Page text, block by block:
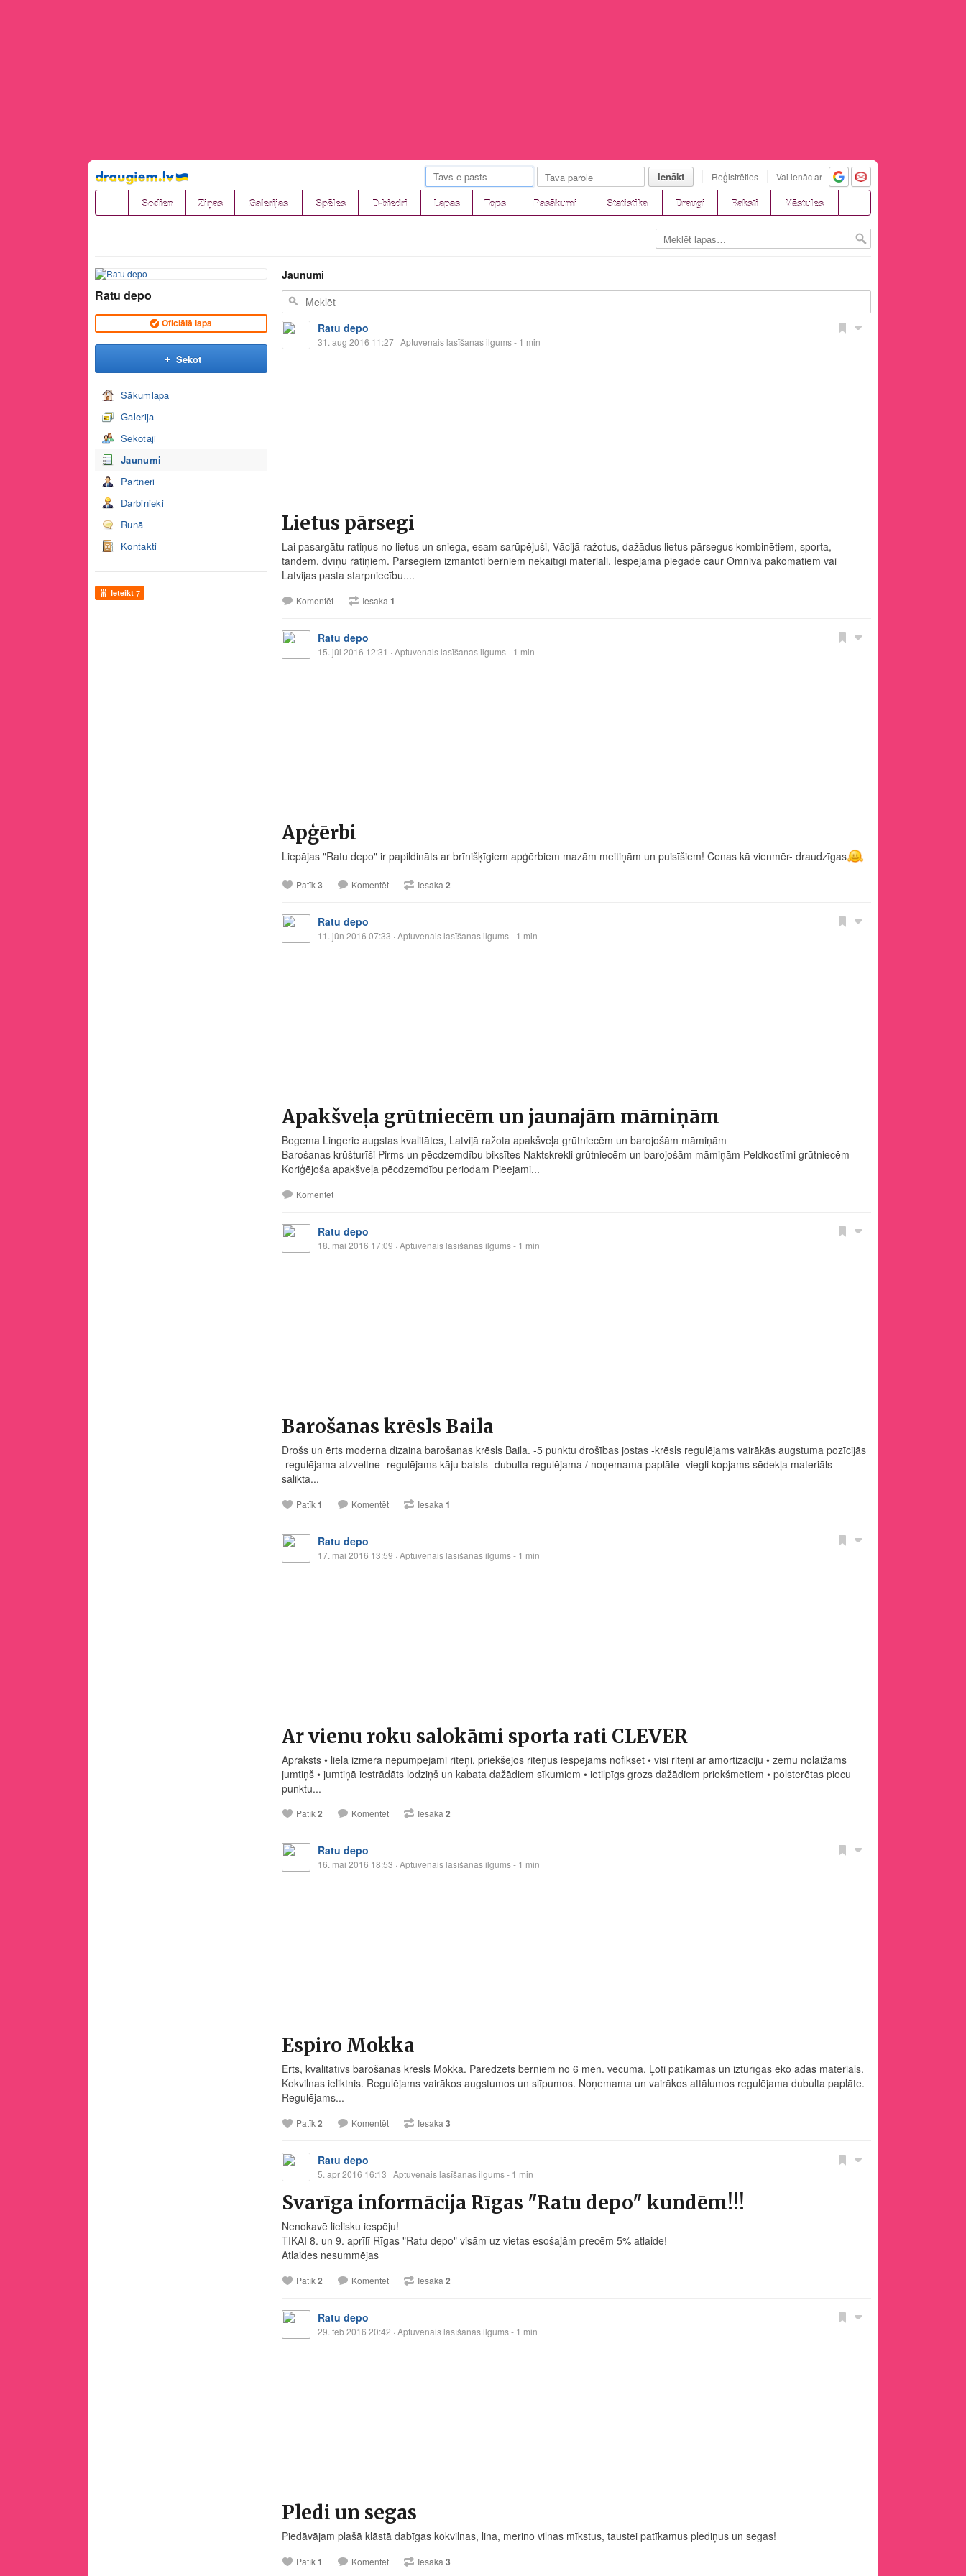
Pāriet
uz
saturu
Ienākt Reģistrēties Vai ienāc ar
Šodien Ziņas Galerijas Spēles D-biedri Lapas Tops Pasākumi Statistika Draugi Raksti Vēstules
Ratu depo
Oficiālā lapa
Sekot
Sākumlapa
Galerija
Sekotāji
Jaunumi
Partneri
Darbinieki
Runā
Kontakti
Ieteikt 7
Jaunumi
Ratu depo
31. aug 2016 11:27 · Aptuvenais lasīšanas ilgums - 1 min
Lietus pārsegi
Lai pasargātu ratiņus no lietus un sniega, esam sarūpējuši, Vācijā ražotus, dažādus lietus pārsegus kombinētiem, sporta,
tandēm, dvīņu ratiņiem. Pārsegiem izmantoti bērniem nekaitīgi materiāli. Iespējama piegāde caur Omniva pakomātiem vai
Latvijas pasta starpniecību....
Komentēt Iesaka 1
Ratu depo
15. jūl 2016 12:31 · Aptuvenais lasīšanas ilgums - 1 min
Apģērbi
Liepājas "Ratu depo" ir papildināts ar brīnišķīgiem apģērbiem mazām meitiņām un puisīšiem! Cenas kā vienmēr- draudzīgas
Patīk3 Komentēt Iesaka 2
Ratu depo
11. jūn 2016 07:33 · Aptuvenais lasīšanas ilgums - 1 min
Apakšveļa grūtniecēm un jaunajām māmiņām
Bogema Lingerie augstas kvalitātes, Latvijā ražota apakšveļa grūtniecēm un barojošām māmiņām
Barošanas krūšturīši Pirms un pēcdzemdību biksītes Naktskrekli grūtniecēm un barojošām māmiņām Peldkostīmi grūtniecēm
Koriģējoša apakšveļa pēcdzemdību periodam Pieejami...
Komentēt
Ratu depo
18. mai 2016 17:09 · Aptuvenais lasīšanas ilgums - 1 min
Barošanas krēsls Baila
Drošs un ērts moderna dizaina barošanas krēsls Baila. -5 punktu drošības jostas -krēsls regulējams vairākās augstuma pozīcijās
-regulējama atzveltne -regulējams kāju balsts -dubulta regulējama / noņemama paplāte -viegli kopjams sēdekļa materiāls -
saliktā...
Patīk1 Komentēt Iesaka 1
Ratu depo
17. mai 2016 13:59 · Aptuvenais lasīšanas ilgums - 1 min
Ar vienu roku salokāmi sporta rati CLEVER
Apraksts • liela izmēra nepumpējami riteņi, priekšējos riteņus iespējams nofiksēt • visi riteņi ar amortizāciju • zemu nolaižams
jumtiņš • jumtiņā iestrādāts lodziņš un kabata dažādiem sīkumiem • ietilpīgs grozs dažādiem priekšmetiem • polsterētas piecu
punktu...
Patīk2 Komentēt Iesaka2
Ratu depo
16. mai 2016 18:53 · Aptuvenais lasīšanas ilgums - 1 min
Espiro Mokka
Ērts, kvalitatīvs barošanas krēsls Mokka. Paredzēts bērniem no 6 mēn. vecuma. Ļoti patīkamas un izturīgas eko ādas materiāls.
Kokvilnas ieliktnis. Regulējams vairākos augstumos un slīpumos. Noņemama un vairākos attālumos regulējama dubulta paplāte.
Regulējams...
Patīk2 Komentēt Iesaka 3
Ratu depo
5. apr 2016 16:13 · Aptuvenais lasīšanas ilgums - 1 min
Svarīga informācija Rīgas "Ratu depo" kundēm!!!
Nenokavē lielisku iespēju!
TIKAI 8. un 9. aprīlī Rīgas "Ratu depo" visām uz vietas esošajām precēm 5% atlaide!
Atlaides nesummējas
Patīk2 Komentēt Iesaka 2
Ratu depo
29. feb 2016 20:42 · Aptuvenais lasīšanas ilgums - 1 min
Pledi un segas
Piedāvājam plašā klāstā dabīgas kokvilnas, lina, merino vilnas mīkstus, taustei patīkamus plediņus un segas!
Patīk1 Komentēt Iesaka 3